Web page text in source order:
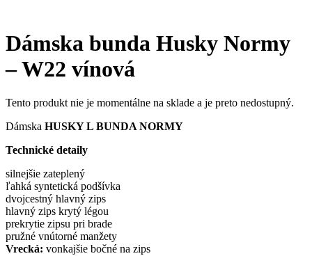
Dámska bunda Husky Normy
– W22 vínová
Tento produkt nie je momentálne na sklade a je preto nedostupný.
Dámska HUSKY L BUNDA NORMY
Technické detaily
silnejšie zateplený
ľahká syntetická podšívka
dvojcestný hlavný zips
hlavný zips krytý légou
prekrytie zipsu pri brade
pružné vnútorné manžety
Vrecká: vonkajšie bočné na zips